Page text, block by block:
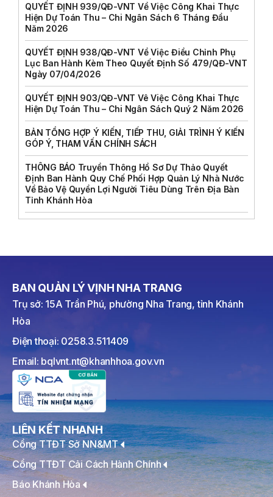
QUYẾT ĐỊNH 939/QĐ-VNT Về Việc Công Khai Thực
Hiện Dự Toán Thu – Chi Ngân Sách 6 Tháng Đầu
Năm 2026
QUYẾT ĐỊNH 938/QĐ-VNT Về Việc Điều Chỉnh Phụ
Lục Ban Hành Kèm Theo Quyết Định Số 479/QĐ-VNT
Ngày 07/04/2026
QUYẾT ĐỊNH 903/QĐ-VNT Vê Việc Công Khai Thực
Hiện Dự Toán Thu – Chi Ngân Sách Quý 2 Năm 2026
BẢN TỔNG HỢP Ý KIẾN, TIẾP THU, GIẢI TRÌNH Ý KIẾN
GÓP Ý, THAM VẤN CHÍNH SÁCH
THÔNG BÁO Truyền Thông Hồ Sơ Dự Thảo Quyết
Định Ban Hành Quy Chế Phối Hợp Quản Lý Nhà Nước
Về Bảo Vệ Quyền Lợi Người Tiêu Dùng Trên Địa Bàn
Tỉnh Khánh Hòa
BAN QUẢN LÝ VỊNH NHA TRANG
Trụ sở: 15A Trần Phú, phường Nha Trang, tỉnh Khánh
Hòa
Điện thoại: 0258.3.511409
Email: bqlvnt.nt@khanhhoa.gov.vn
LIÊN KẾT NHANH
Cổng TTĐT Sở NN&MT
Cổng TTĐT Cải Cách Hành Chính
Báo Khánh Hòa